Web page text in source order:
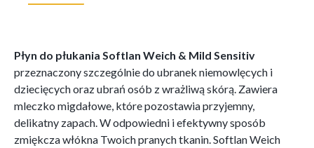
Płyn do płukania Softlan Weich & Mild Sensitiv
przeznaczony szczególnie do ubranek niemowlęcych i
dziecięcych oraz ubrań osób z wrażliwą skórą. Zawiera
mleczko migdałowe, które pozostawia przyjemny,
delikatny zapach. W odpowiedni i efektywny sposób
zmiękcza włókna Twoich pranych tkanin. Softlan Weich